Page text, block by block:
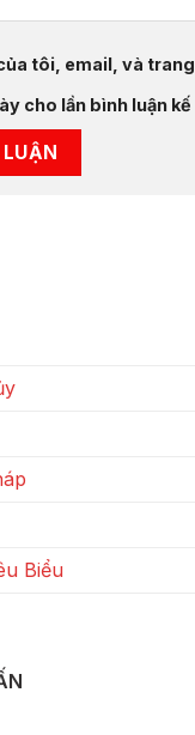
tôi, email, và
cho lần bình luận
Biểu